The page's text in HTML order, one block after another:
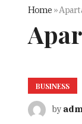
Home »
BUSINESS
by